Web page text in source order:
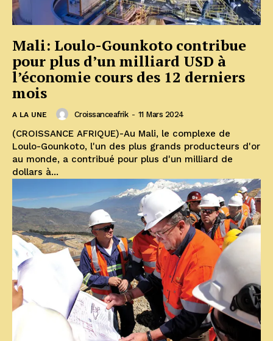
Mali: Loulo-Gounkoto contribue
pour plus d’un milliard USD à
l’économie cours des 12 derniers
mois
A LA UNE Croissanceafrik - 11 Mars 2024
(CROISSANCE AFRIQUE)-Au Mali, le complexe de
Loulo-Gounkoto, l'un des plus grands producteurs d'or
au monde, a contribué pour plus d'un milliard de
dollars à...